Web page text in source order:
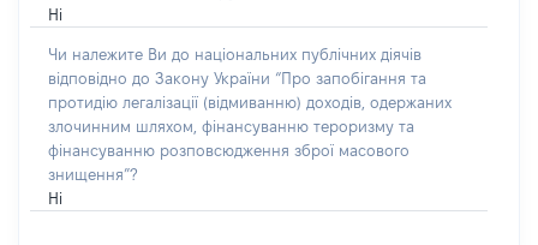
Ні
Чи належите Ви до національних публічних діячів
відповідно до Закону України “Про запобігання та
протидію легалізації (відмиванню) доходів, одержаних
злочинним шляхом, фінансуванню тероризму та
фінансуванню розповсюдження зброї масового
знищення”?
Ні